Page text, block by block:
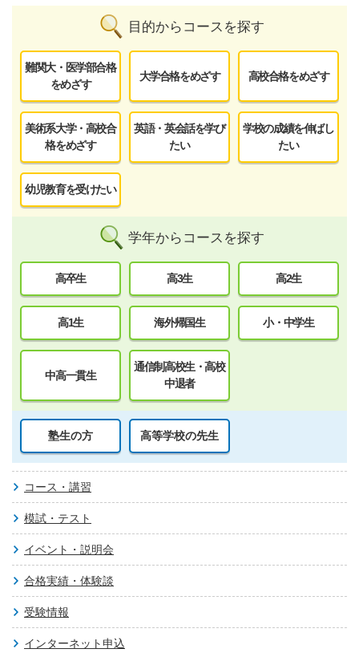
目的からコースを探す
難関大・医学部合格
をめざす
大学合格をめざす 高校合格をめざす
美術系大学・高校合
格をめざす
英語・英会話を学び
たい
学校の成績を伸ばし
たい
幼児教育を受けたい
学年からコースを探す
高卒生 高3生 高2生
高1生 海外帰国生 小・中学生
中高一貫生
通信制高校生・高校
中退者
塾生の方 高等学校の先生
コース・講習
模試・テスト
イベント・説明会
合格実績・体験談
受験情報
インターネット申込